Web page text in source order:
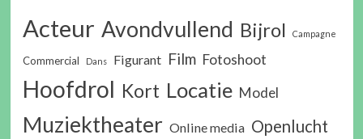
Acteur Avondvullend Bijrol Campagne
Commercial Dans Figurant Film Fotoshoot
Hoofdrol Kort Locatie Model
Muziektheater Online media Openlucht